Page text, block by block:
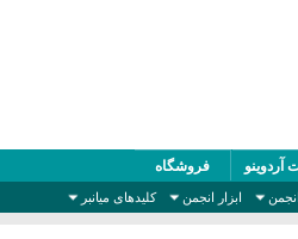
انجمن ابزار انجمن کلیدهای میانبر
آردوینو فروشگاه